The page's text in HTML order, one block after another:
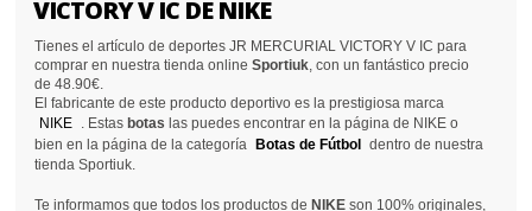
VICTORY V IC DE NIKE
Tienes el artículo de deportes JR MERCURIAL VICTORY V IC para
comprar en nuestra tienda onlineSportiuk, con un fantástico precio
de 48.90€.
El fabricante de este producto deportivo es la prestigiosa marca
NIKE . Estas botas las puedes encontrar en la página de NIKE o
bien en la página de la categoría
Botas de Fútbol
dentro de nuestra
tienda Sportiuk.
Te informamos que todos los productos de NIKE son 100% originales,